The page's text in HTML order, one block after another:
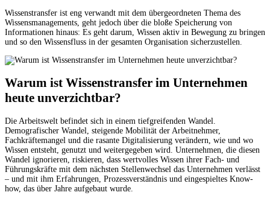
Wissenstransfer ist eng verwandt mit dem übergeordneten Thema des
Wissensmanagements, geht jedoch über die bloße Speicherung von
Informationen hinaus: Es geht darum, Wissen aktiv in Bewegung zu bringen
und so den Wissensfluss in der gesamten Organisation sicherzustellen.
Warum ist Wissenstransfer im Unternehmen
heute unverzichtbar?
Die Arbeitswelt befindet sich in einem tiefgreifenden Wandel.
Demografischer Wandel, steigende Mobilität der Arbeitnehmer,
Fachkräftemangel und die rasante Digitalisierung verändern, wie und wo
Wissen entsteht, genutzt und weitergegeben wird. Unternehmen, die diesen
Wandel ignorieren, riskieren, dass wertvolles Wissen ihrer Fach- und
Führungskräfte mit dem nächsten Stellenwechsel das Unternehmen verlässt
– und mit ihm Erfahrungen, Prozessverständnis und eingespieltes Know-
how, das über Jahre aufgebaut wurde.